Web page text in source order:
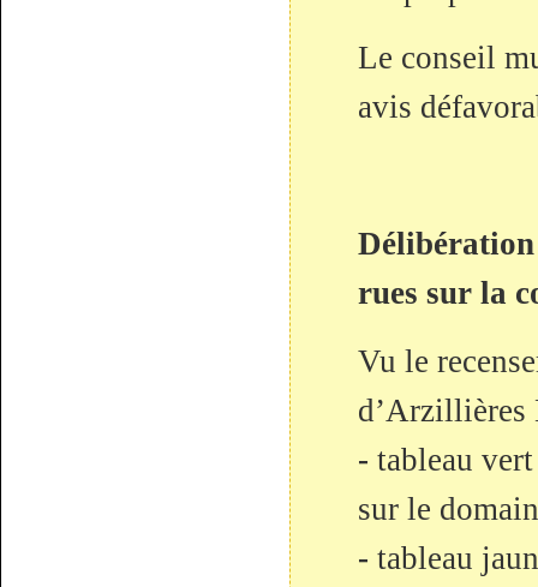
Le conseil
avis
rues sur la
Vu le
- tableau
sur le
- tableau